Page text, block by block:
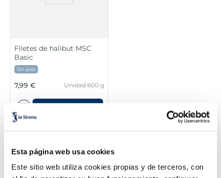
Esta página web usa cookies
Este sitio web utiliza cookies propias y de terceros, con
Filetes de halibut MSC
Basic
Sin piel
7,99 € Unidad 600 g
Añadir
y corvina y otros más para salir de la
rutina